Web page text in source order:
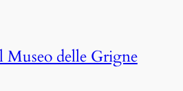
Museo delle Grigne